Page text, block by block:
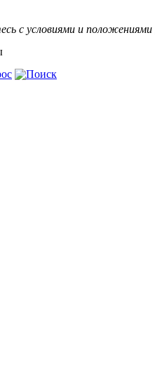
с условиями и положениями